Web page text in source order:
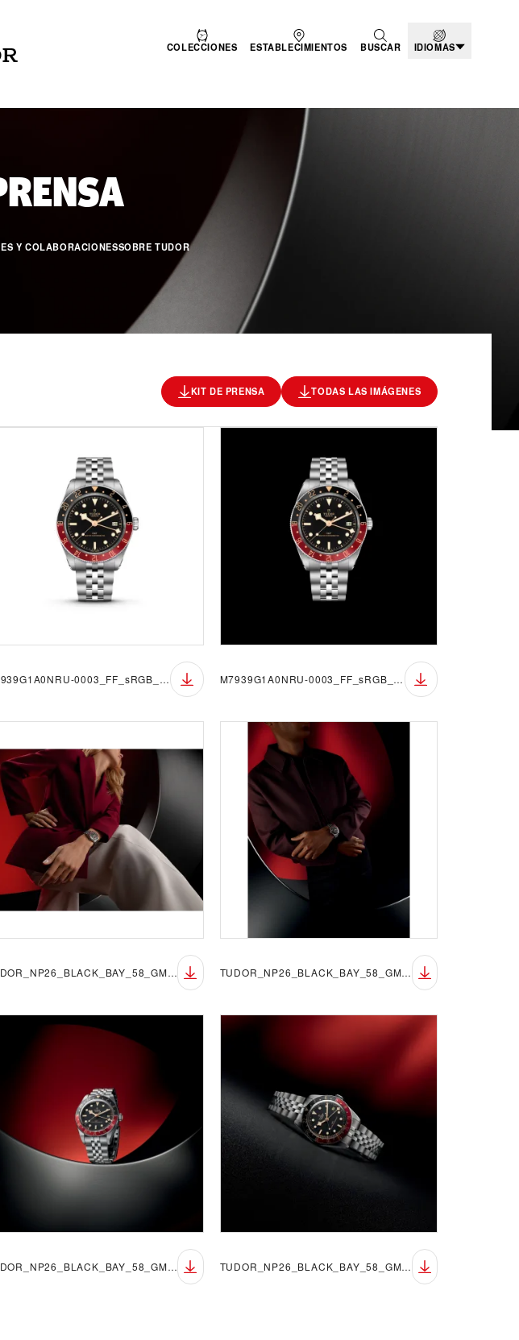
COLECCIONES ESTABLECIMIENTOS BUSCAR IDIOMAS
NUEVOS MODELOS -
Y COLABORACIONESSOBRE TUDOR
KIT DE PRENSA TODAS LAS IMÁGENES
M7939G1A0NRU-0003_FF_sRGB_BGW M7939G1A0NRU-0003_FF_sRGB_BGB
TUDOR_NP26_BLACK_BAY_58_GMT_LIFESTYLE_1 TUDOR_NP26_BLACK_BAY_58_GMT_LIFESTYLE_2
TUDOR_NP26_BLACK_BAY_58_GMT_LIFESTYLE_5 TUDOR_NP26_BLACK_BAY_58_GMT_LIFESTYLE_6